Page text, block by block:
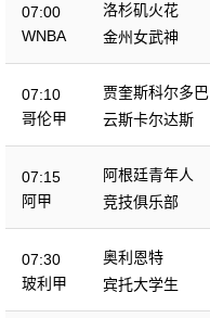
07:00
WNBA
洛杉矶火花
金州女武神
07:10
哥伦甲
贾奎斯科尔多巴
云斯卡尔达斯
07:15
阿甲
阿根廷青年人
竞技俱乐部
07:30
玻利甲
奥利恩特
宾托大学生